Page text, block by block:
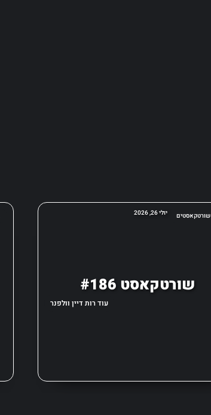
שורטקאסטים יולי 26, 2026
שורטקאסט #186
עוד רות דיין וולפנר